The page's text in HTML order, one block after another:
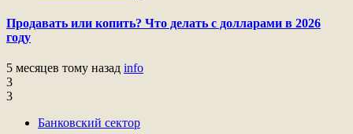
Продавать или копить? Что делать с долларами в 2026
году
5 месяцев тому назад info
3
3
Банковский сектор